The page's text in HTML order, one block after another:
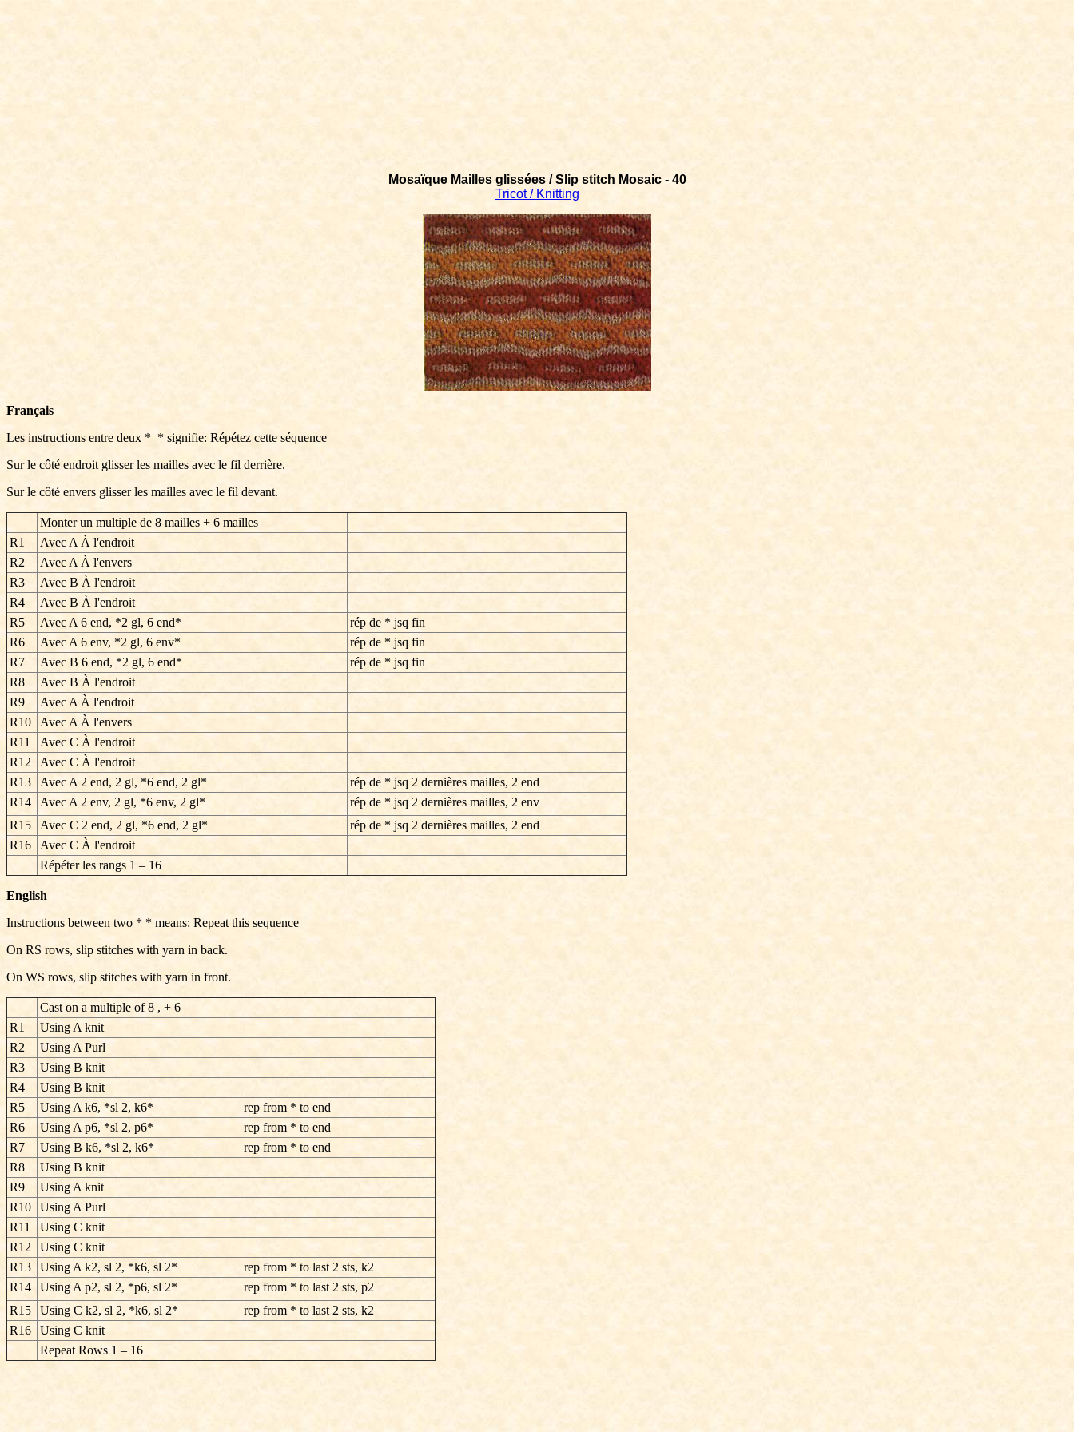
Mosaïque Mailles glissées / Slip stitch Mosaic - 40
Tricot / Knitting
Français
Les instructions entre deux * * signifie: Répétez cette séquence
Sur le côté endroit glisser les mailles avec le fil derrière.
Sur le côté envers glisser les mailles avec le fil devant.
Monter un multiple de 8 mailles + 6 mailles
R1
Avec A À l'endroit
R2
Avec A À l'envers
R3
Avec B À l'endroit
R4
Avec B À l'endroit
R5
Avec A 6 end, *2 gl, 6 end*
rép de * jsq fin
R6
Avec A 6 env, *2 gl, 6 env*
rép de * jsq fin
R7
Avec B 6 end, *2 gl, 6 end*
rép de * jsq fin
R8
Avec B À l'endroit
R9
Avec A À l'endroit
R10
Avec A À l'envers
R11
Avec C À l'endroit
R12
Avec C À l'endroit
R13
Avec A 2 end, 2 gl, *6 end, 2 gl*
rép de * jsq 2 dernières mailles, 2 end
R14
Avec A 2 env, 2 gl, *6 env, 2 gl*
rép de * jsq 2 dernières mailles, 2 env
R15
Avec C 2 end, 2 gl, *6 end, 2 gl*
rép de * jsq 2 dernières mailles, 2 end
R16
Avec C À l'endroit
Répéter les rangs 1 – 16
English
Instructions between two * * means: Repeat this sequence
On RS rows, slip stitches with yarn in back.
On WS rows, slip stitches with yarn in front.
Cast on a multiple of 8 , + 6
R1
Using A knit
R2
Using A Purl
R3
Using B knit
R4
Using B knit
R5
Using A k6, *sl 2, k6*
rep from * to end
R6
Using A p6, *sl 2, p6*
rep from * to end
R7
Using B k6, *sl 2, k6*
rep from * to end
R8
Using B knit
R9
Using A knit
R10
Using A Purl
R11
Using C knit
R12
Using C knit
R13
Using A k2, sl 2, *k6, sl 2*
rep from * to last 2 sts, k2
R14
Using A p2, sl 2, *p6, sl 2*
rep from * to last 2 sts, p2
R15
Using C k2, sl 2, *k6, sl 2*
rep from * to last 2 sts, k2
R16
Using C knit
Repeat Rows 1 – 16